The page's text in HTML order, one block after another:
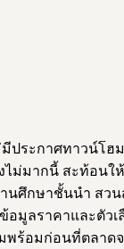
ระกาศทาวน์โ
ไม่มากนี้ สะท้อ
กษาชั้นนำ สว
ลราคาและตัวเ
ร้อมก่อนที่ตลา